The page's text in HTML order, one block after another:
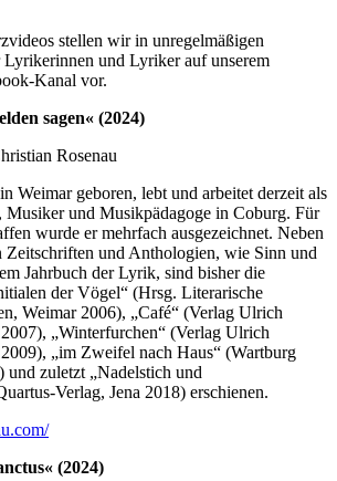
stellen wir in unregelmäßigen
und Lyriker auf unserem
Kanal vor.
sagen« (2024)
Rosenau
Weimar geboren, lebt und arbeitet derzeit als
Musiker und Musikpädagoge in Coburg. Für
wurde er mehrfach ausgezeichnet. Neben
und Anthologien, wie Sinn und
Jahrbuch der Lyrik, sind bisher die
der Vögel“ (Hrsg. Literarische
Weimar 2006), „Café“ (Verlag Ulrich
„Winterfurchen“ (Verlag Ulrich
„im Zweifel nach Haus“ (Wartburg
und zuletzt „Nadelstich und
Verlag, Jena 2018) erschienen.
(2024)